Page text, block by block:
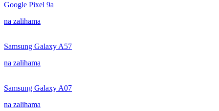
Google Pixel 9a
na zalihama
Samsung Galaxy A57
na zalihama
Samsung Galaxy A07
na zalihama